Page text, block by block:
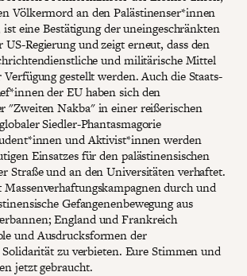
Völkermord an den Palästinenser*innen
eine Bestätigung der uneingeschränkten
Regierung und zeigt erneut, dass den
und militärische Mittel
gestellt werden. Auch die Staats-
der EU haben sich den
"Zweiten Nakba" in einer reißerischen
Siedler-Phantasmagorie
und Aktivist*innen werden
Einsatzes für den palästinensischen
Straße und an den Universitäten verhaftet.
durch und
Gefangenenbewegung aus
England und Frankreich
und Ausdrucksformen der
zu verbieten. Eure Stimmen und
jetzt gebraucht.